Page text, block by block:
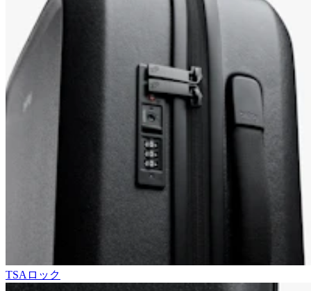
TSAロック